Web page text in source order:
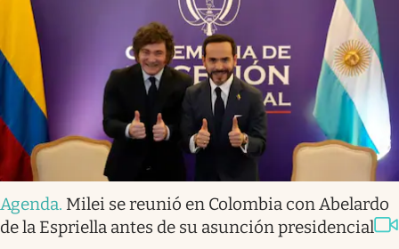
Agenda. Milei se reunió en Colombia con Abelardo
de la Espriella antes de su asunción presidencial